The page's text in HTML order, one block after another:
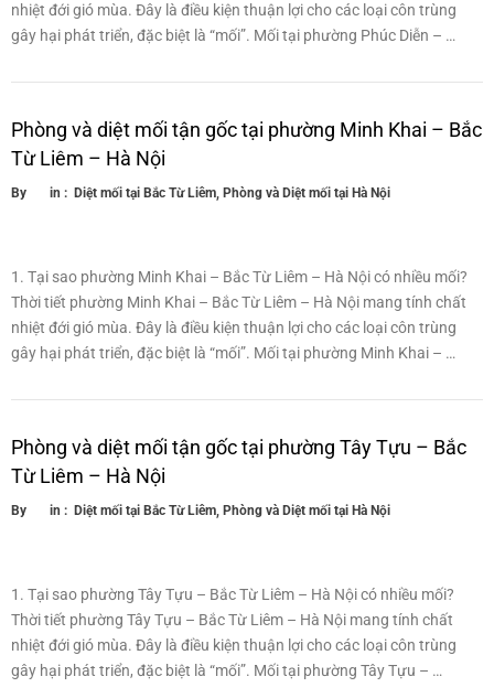
nhiệt đới gió mùa. Đây là điều kiện thuận lợi cho các loại côn trùng
gây hại phát triển, đặc biệt là “mối”. Mối tại phường Phúc Diễn – …
Phòng và diệt mối tận gốc tại phường Minh Khai – Bắc
Từ Liêm – Hà Nội
By in : Diệt mối tại Bắc Từ Liêm, Phòng và Diệt mối tại Hà Nội
1. Tại sao phường Minh Khai – Bắc Từ Liêm – Hà Nội có nhiều mối?
Thời tiết phường Minh Khai – Bắc Từ Liêm – Hà Nội mang tính chất
nhiệt đới gió mùa. Đây là điều kiện thuận lợi cho các loại côn trùng
gây hại phát triển, đặc biệt là “mối”. Mối tại phường Minh Khai – …
Phòng và diệt mối tận gốc tại phường Tây Tựu – Bắc
Từ Liêm – Hà Nội
By in : Diệt mối tại Bắc Từ Liêm, Phòng và Diệt mối tại Hà Nội
1. Tại sao phường Tây Tựu – Bắc Từ Liêm – Hà Nội có nhiều mối?
Thời tiết phường Tây Tựu – Bắc Từ Liêm – Hà Nội mang tính chất
nhiệt đới gió mùa. Đây là điều kiện thuận lợi cho các loại côn trùng
gây hại phát triển, đặc biệt là “mối”. Mối tại phường Tây Tựu – …